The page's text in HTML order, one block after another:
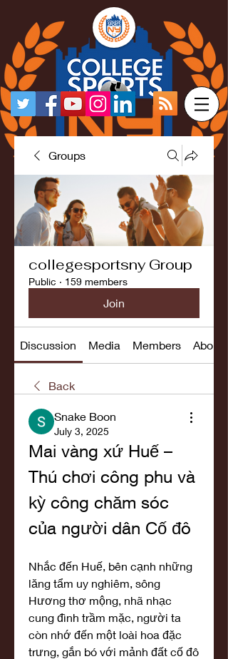
Groups
collegesportsny Group
Public · 159 members
Join
Discussion Media Members About
Back
Snake Boon
July 3, 2025
Mai vàng xứ Huế –
Thú chơi công phu và
kỳ công chăm sóc
của người dân Cố đô
Nhắc đến Huế, bên cạnh những
lăng tẩm uy nghiêm, sông
Hương thơ mộng, nhã nhạc
cung đình trầm mặc, người ta
còn nhớ đến một loài hoa đặc
trưng, gắn bó với mảnh đất cố đô